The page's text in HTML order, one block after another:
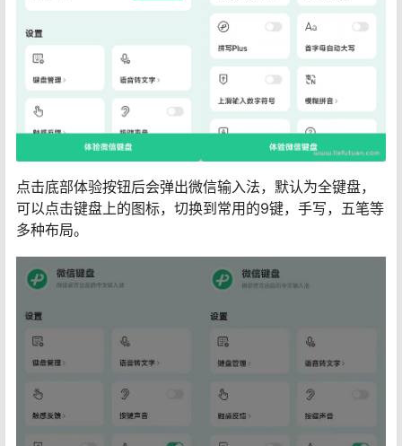
点击底部体验按钮后会弹出微信输入法，默认为全键盘，
可以点击键盘上的图标，切换到常用的9键，手写，五笔等
多种布局。